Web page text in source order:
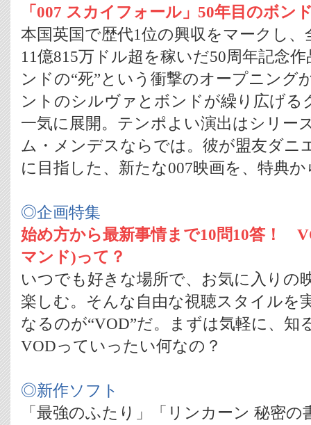
「007 スカイフォール」50年目のボン
本国英国で歴代1位の興収をマークし
11億815万ドル超を稼いだ50周年記念
ンドの“死”という衝撃のオープニング
ントのシルヴァとボンドが繰り広げる
一気に展開。テンポよい演出はシリー
ム・メンデスならでは。彼が盟友ダニ
に目指した、新たな007映画を、特典
◎企画特集
始め方から最新事情まで10問10答！
マンド)って？
いつでも好きな場所で、お気に入りの
楽しむ。そんな自由な視聴スタイルを
なるのが“VOD”だ。まずは気軽に、知
VODっていったい何なの？
◎新作ソフト
「最強のふたり」「リンカーン 秘密